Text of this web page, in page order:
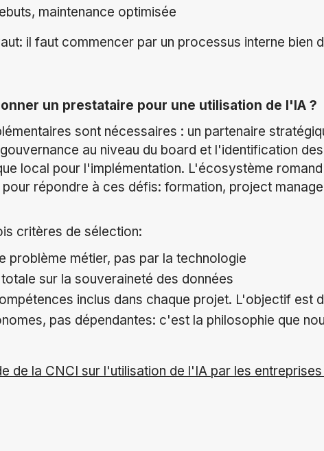
maintenance optimisée
il faut commencer par un processus interne bien
un prestataire pour une utilisation de l'IA ?
sont nécessaires : un partenaire
au niveau du board et l'identification
local pour l'implémentation. L'écosystème
répondre à ces défis: formation, project
critères de sélection:
problème métier, pas par la technologie
sur la souveraineté des données
inclus dans chaque projet. L'objectif est
pas dépendantes: c'est la philosophie que
de la CNCI sur l'utilisation de l'IA par les